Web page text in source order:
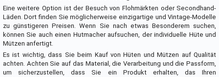
Eine weitere Option ist der Besuch von Flohmärkten oder Secondhand-
Läden. Dort finden Sie möglicherweise einzigartige und Vintage-Modelle
zu günstigeren Preisen. Wenn Sie nach etwas Besonderem suchen,
können Sie auch einen Hutmacher aufsuchen, der individuelle Hüte und
Mützen anfertigt.
Es ist wichtig, dass Sie beim Kauf von Hüten und Mützen auf Qualität
achten. Achten Sie auf das Material, die Verarbeitung und die Passform,
um sicherzustellen, dass Sie ein Produkt erhalten, das Ihren